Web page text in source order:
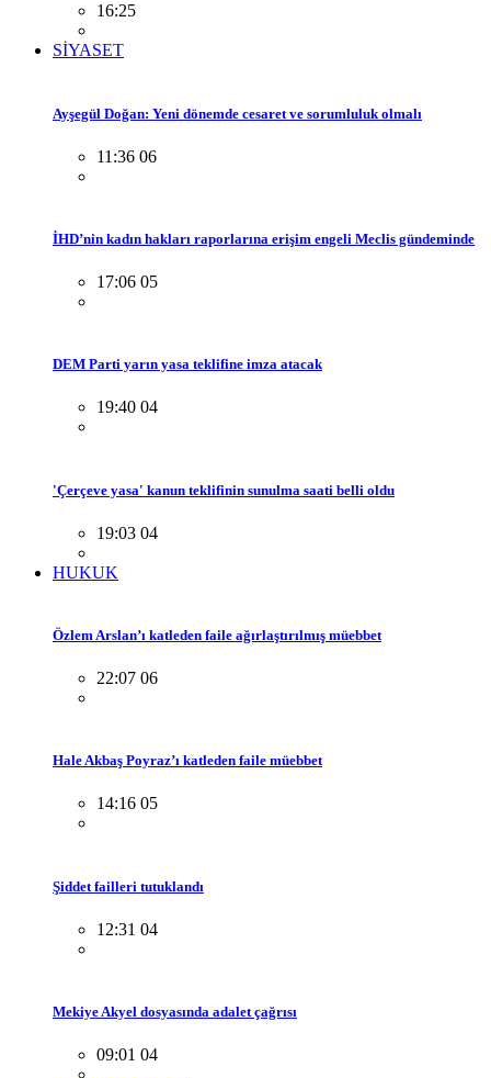
16:25
SİYASET
Ayşegül Doğan: Yeni dönemde cesaret ve sorumluluk olmalı
11:36 06
İHD’nin kadın hakları raporlarına erişim engeli Meclis gündeminde
17:06 05
DEM Parti yarın yasa teklifine imza atacak
19:40 04
'Çerçeve yasa' kanun teklifinin sunulma saati belli oldu
19:03 04
HUKUK
Özlem Arslan’ı katleden faile ağırlaştırılmış müebbet
22:07 06
Hale Akbaş Poyraz’ı katleden faile müebbet
14:16 05
Şiddet failleri tutuklandı
12:31 04
Mekiye Akyel dosyasında adalet çağrısı
09:01 04